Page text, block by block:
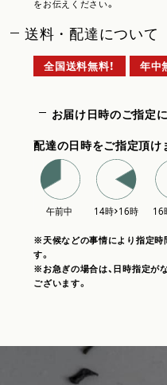
をお伝えください。
送料・配達について
全国送料無料！ 年中
お届け日時のご指定
配達の日時をご指定頂け
※天候などの事情により指定時
す。
※お急ぎの場合は、日時指定が
ございます。